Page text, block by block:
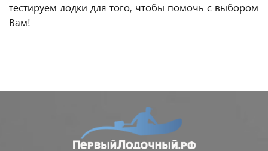
тестируем лодки для того, чтобы помочь с выбором
Вам!